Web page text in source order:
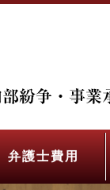
弁護士費用